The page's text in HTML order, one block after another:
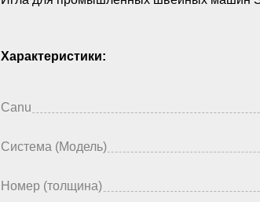
Характеристики:
Canu
Система (Модель)
Номер (толщина)